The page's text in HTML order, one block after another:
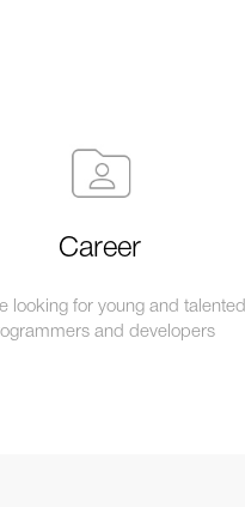
Career
looking for young and talented
and developers